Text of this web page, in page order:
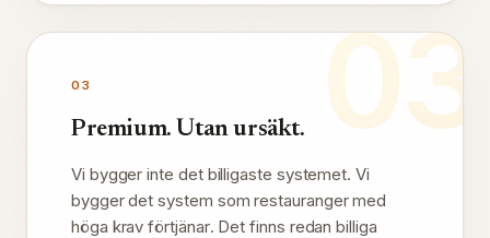
03
03
Premium. Utan ursäkt.
Vi bygger inte det billigaste systemet. Vi
bygger det system som restauranger med
höga krav förtjänar. Det finns redan billiga